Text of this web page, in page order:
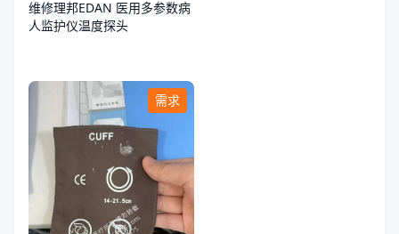
维修理邦EDAN 医用多参数病
人监护仪温度探头
需求